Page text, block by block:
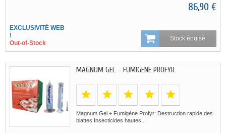
86,90 €
EXCLUSIVITÉ WEB
!
Out-of-Stock
Stock épuisé
MAGNUM GEL - FUMIGENE PROFYR
Magnum Gel + Fumigène Profyr: Destruction rapide des
blattes Insecticides hautes...